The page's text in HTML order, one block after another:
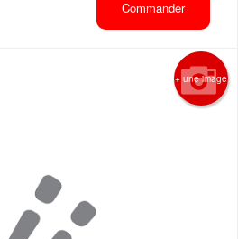
Commander
+ une image